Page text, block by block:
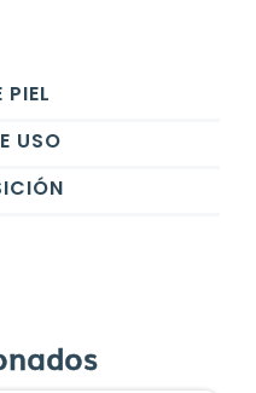
PIEL
USO